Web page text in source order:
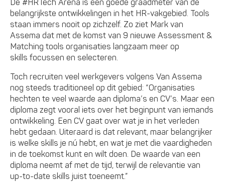
De #HRTech Arena is een goede graadmeter van de
belangrijkste ontwikkelingen in het HR-vakgebied. Tools
staan immers nooit op zichzelf. Zo ziet Mark van
Assema dat met de komst van 9 nieuwe Assessment &
Matching tools organisaties langzaam meer op
skills focussen en selecteren.
Toch recruiten veel werkgevers volgens Van Assema
nog steeds traditioneel op dit gebied: “Organisaties
hechten te veel waarde aan diploma’s en CV’s. Maar een
diploma zegt vooral iets over het beginpunt van iemands
ontwikkeling. Een CV gaat over wat je in het verleden
hebt gedaan. Uiteraard is dat relevant, maar belangrijker
is welke skills je nú hebt, en wat je met die vaardigheden
in de toekomst kunt en wilt doen. De waarde van een
diploma neemt af met de tijd, terwijl de relevantie van
up-to-date skills juist toeneemt.”